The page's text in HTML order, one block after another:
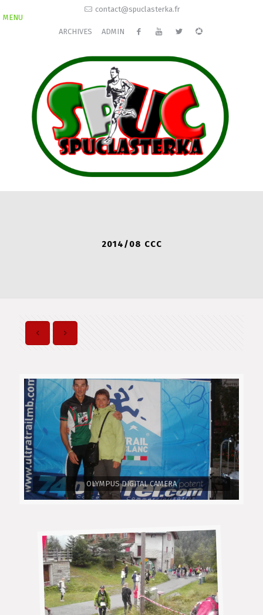
contact@spuclasterka.fr
ARCHIVES ADMIN
MENU
2014/08 CCC
OLYMPUS DIGITAL CAMERA